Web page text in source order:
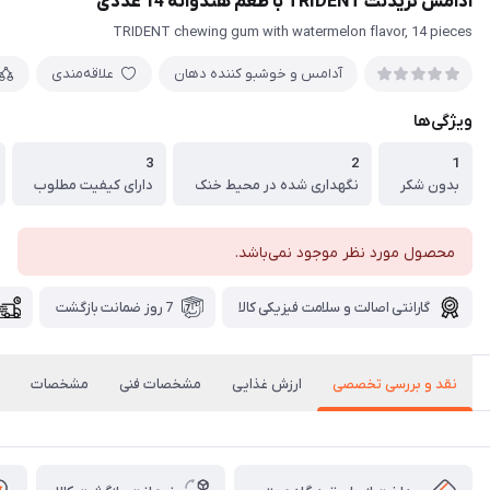
TRIDENT chewing gum with watermelon flavor, 14 pieces
آدامس و خوشبو کننده دهان علاقه‌مندی
ویژگی‌ها
1
بدون شکر
2
نگهداری شده در محیط خنک
3
دارای کیفیت مطلوب
محصول مورد نظر موجود نمی‌باشد.
گارانتی اصالت و سلامت فیزیکی کالا 7 روز ضمانت بازگشت
نقد و بررسی تخصصی ارزش غذایی مشخصات فنی مشخصات